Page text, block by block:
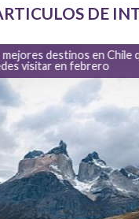
DE
mejores destinos en Chile
visitar en febrero